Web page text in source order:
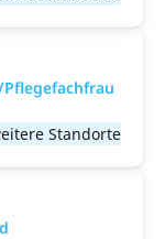
Standorte